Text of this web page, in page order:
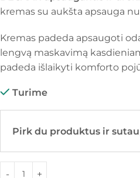
kremas su aukšta apsauga
Kremas padeda apsaugoti
lengvą maskavimą
padeda išlaikyti komforto
Turime
Pirk du produktus ir